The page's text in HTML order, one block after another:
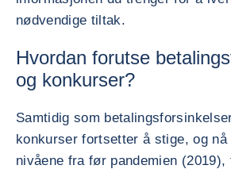
nødvendige tiltak.
Hvordan forutse
og konkurser?
Samtidig som
konkurser fortsetter å stige, og nå
nivåene fra før pandemien (2019),